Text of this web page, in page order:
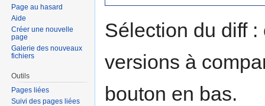
Sélection du diff
versions à
bouton en bas.
Page au hasard
Aide
Créer une nouvelle
page
Galerie des nouveaux
fichiers
Outils
Pages liées
Suivi des pages liées